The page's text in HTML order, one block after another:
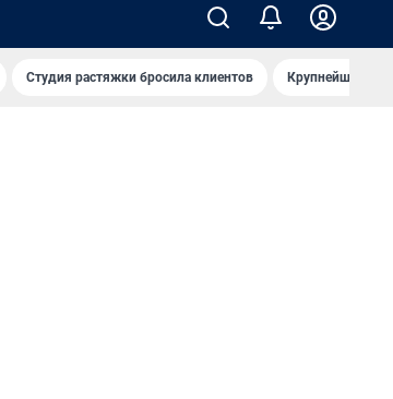
Студия растяжки бросила клиентов Крупнейшие